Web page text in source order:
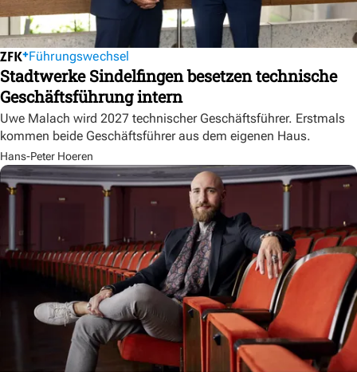
Führungswechsel
Stadtwerke Sindelfingen besetzen technische
Geschäftsführung intern
Uwe Malach wird 2027 technischer Geschäftsführer. Erstmals
kommen beide Geschäftsführer aus dem eigenen Haus.
Hans-Peter Hoeren